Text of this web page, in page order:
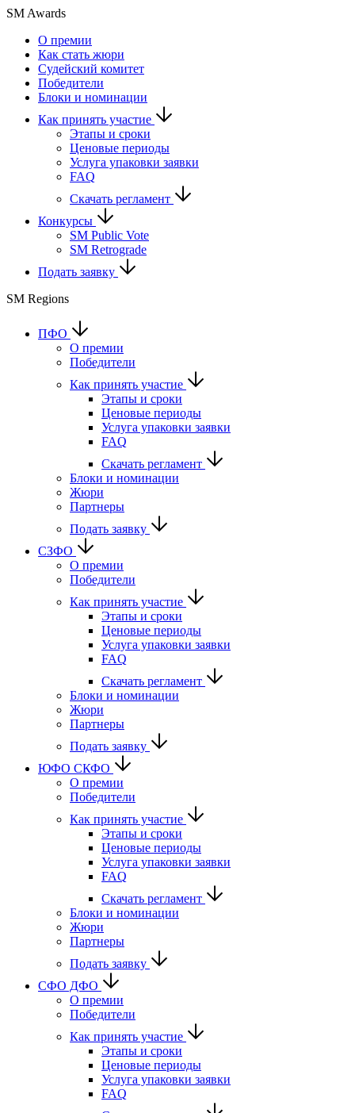
SM Awards
О премии
Как стать жюри
Судейский комитет
Победители
Блоки и номинации
Как принять участие
Этапы и сроки
Ценовые периоды
Услуга упаковки заявки
FAQ
Скачать регламент
Конкурсы
SM Public Vote
SM Retrograde
Подать заявку
SM Regions
ПФО
О премии
Победители
Как принять участие
Этапы и сроки
Ценовые периоды
Услуга упаковки заявки
FAQ
Скачать регламент
Блоки и номинации
Жюри
Партнеры
Подать заявку
СЗФО
О премии
Победители
Как принять участие
Этапы и сроки
Ценовые периоды
Услуга упаковки заявки
FAQ
Скачать регламент
Блоки и номинации
Жюри
Партнеры
Подать заявку
ЮФО СКФО
О премии
Победители
Как принять участие
Этапы и сроки
Ценовые периоды
Услуга упаковки заявки
FAQ
Скачать регламент
Блоки и номинации
Жюри
Партнеры
Подать заявку
CФО ДФО
О премии
Победители
Как принять участие
Этапы и сроки
Ценовые периоды
Услуга упаковки заявки
FAQ